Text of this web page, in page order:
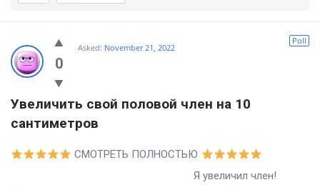
0
Poll
Asked: November 21, 2022
Увеличить свой половой член на 10
сантиметров
СМОТРЕТЬ ПОЛНОСТЬЮ
Я увеличил член!